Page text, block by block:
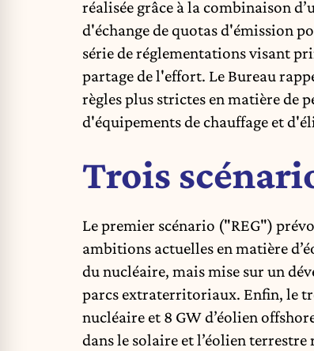
réalisée grâce à la combinaison
d'échange de quotas d'émission
série de réglementations visant
partage de l'effort. Le Bureau
règles plus strictes en matière de
d'équipements de chauffage et
Trois
Le premier scénario ("REG")
ambitions actuelles en matière
du nucléaire, mais mise sur un
parcs extraterritoriaux. Enfin, le
nucléaire et 8 GW d’éolien
dans le solaire et l’éolien terrestre